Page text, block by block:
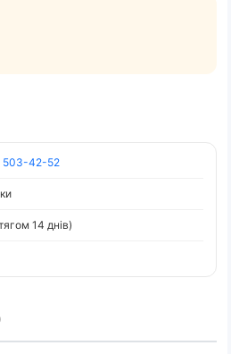
503-42-52
14 днів)